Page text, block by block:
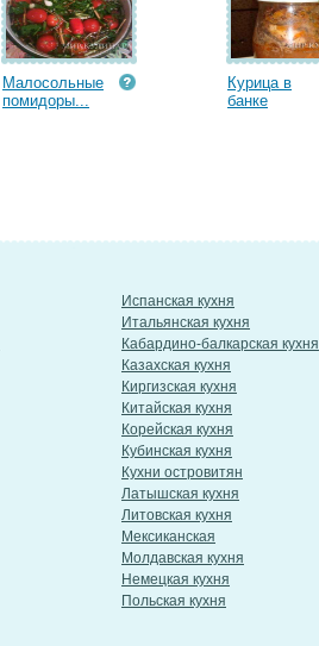
Малосольные
помидоры...
Курица в
банке
Испанская кухня
Итальянская кухня
Кабардино-балкарская кухня
Казахская кухня
Киргизская кухня
Китайская кухня
Корейская кухня
Кубинская кухня
Кухни островитян
Латышская кухня
Литовская кухня
Мексиканская
Молдавская кухня
Немецкая кухня
Польская кухня